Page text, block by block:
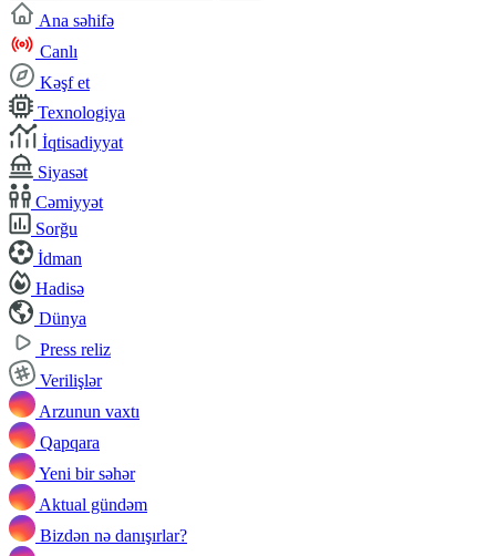
Ana səhifə
Canlı
Kəşf et
Texnologiya
İqtisadiyyat
Siyasət
Cəmiyyət
Sorğu
İdman
Hadisə
Dünya
Press reliz
Verilişlər
Arzunun vaxtı
Qapqara
Yeni bir səhər
Aktual gündəm
Bizdən nə danışırlar?